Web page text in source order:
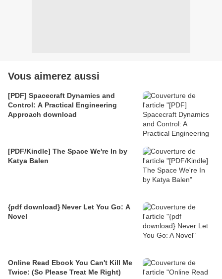
Vous aimerez aussi
[PDF] Spacecraft Dynamics and
Control: A Practical Engineering
Approach download
[PDF/Kindle] The Space We're In by
Katya Balen
{pdf download} Never Let You Go: A
Novel
Online Read Ebook You Can't Kill Me
Twice: (So Please Treat Me Right)